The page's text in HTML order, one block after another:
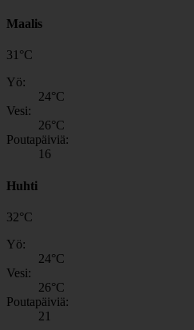
Maalis
31 °C
Yö:
24°C
Vesi:
26°C
Poutapäiviä:
16
Huhti
32°C
Yö:
24°C
Vesi:
26°C
Poutapäiviä:
21